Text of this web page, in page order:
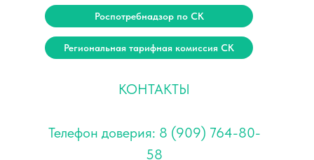
КОНТАКТЫ
Телефон доверия: 8 (909) 764-80-
58
Роспотребнадзор по СК
Региональная тарифная комиссия СК